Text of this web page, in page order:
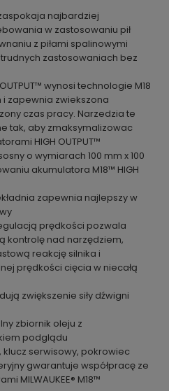
najbardziej
w zastosowaniu pił
z piłami spalinowymi
zastosowaniach bez
wynosi technologie M18
i zapewnia zwiekszona
czas pracy. Narzedzia te
tak, aby zmaksymalizowac
HIGH OUTPUT™
o wymiarach 100 mm x 100
akumulatora M18™ HIGH
zapewnia najlepszy w
prędkości pozwala
kontrolę nad narzędziem,
reakcję silnika i
prędkości cięcia w niecałą
zwiększenie siły dźwigni
zbiornik oleju z
podglądu
serwisowy, pokrowiec
gwarantuje współpracę ze
MILWAUKEE® M18™